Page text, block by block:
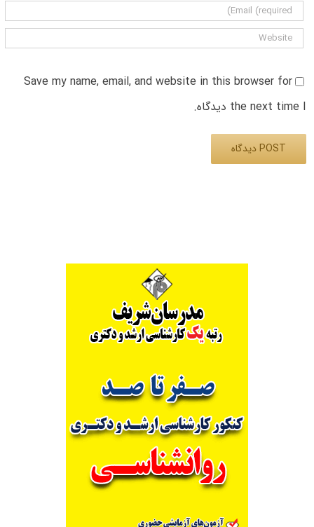
Save my name, email, and website in this browser for
the next time I دیدگاه.